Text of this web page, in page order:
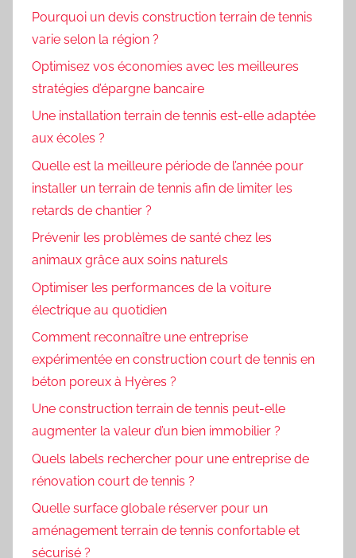
Pourquoi un devis construction terrain de tennis
varie selon la région ?
Optimisez vos économies avec les meilleures
stratégies d’épargne bancaire
Une installation terrain de tennis est-elle adaptée
aux écoles ?
Quelle est la meilleure période de l’année pour
installer un terrain de tennis afin de limiter les
retards de chantier ?
Prévenir les problèmes de santé chez les
animaux grâce aux soins naturels
Optimiser les performances de la voiture
électrique au quotidien
Comment reconnaître une entreprise
expérimentée en construction court de tennis en
béton poreux à Hyères ?
Une construction terrain de tennis peut-elle
augmenter la valeur d’un bien immobilier ?
Quels labels rechercher pour une entreprise de
rénovation court de tennis ?
Quelle surface globale réserver pour un
aménagement terrain de tennis confortable et
sécurisé ?